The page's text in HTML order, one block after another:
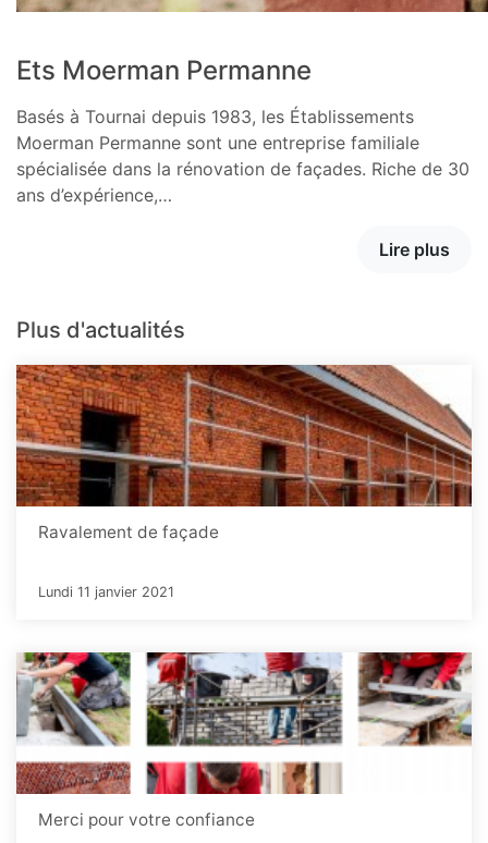
Ets Moerman Permanne
Basés à Tournai depuis 1983, les Établissements
Moerman Permanne sont une entreprise familiale
spécialisée dans la rénovation de façades. Riche de 30
ans d’expérience,…
Lire plus
Plus d'actualités
Ravalement de façade
Lundi 11 janvier 2021
Merci pour votre confiance